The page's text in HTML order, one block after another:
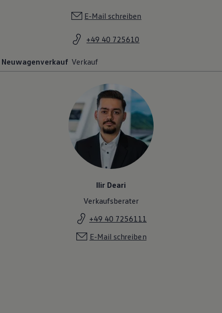
E-Mail schreiben
+49 40 725610
Neuwagenverkauf Verkauf
Ilir Deari
Verkaufsberater
+49 40 7256111
E-Mail schreiben